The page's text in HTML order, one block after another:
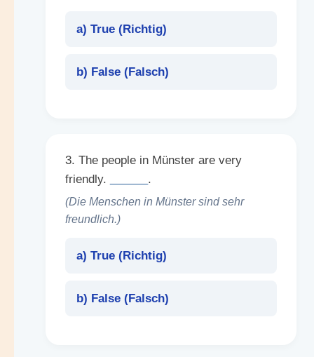
a) True (Richtig)
b) False (Falsch)
3. The people in Münster are very
friendly.
.
(Die Menschen in Münster sind sehr
freundlich.)
a) True (Richtig)
b) False (Falsch)